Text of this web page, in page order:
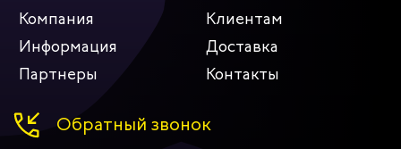
Компания
Клиентам
Информация
Доставка
Партнеры
Контакты
Обратный звонок